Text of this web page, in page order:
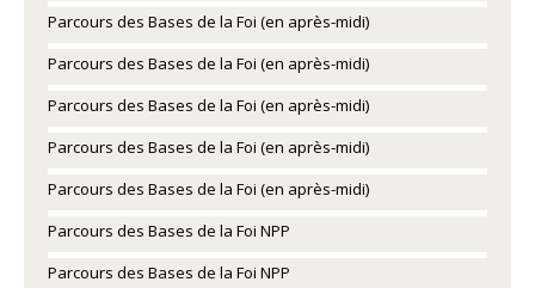
Parcours des Bases de la Foi (en après-midi)
Parcours des Bases de la Foi (en après-midi)
Parcours des Bases de la Foi (en après-midi)
Parcours des Bases de la Foi (en après-midi)
Parcours des Bases de la Foi (en après-midi)
Parcours des Bases de la Foi NPP
Parcours des Bases de la Foi NPP